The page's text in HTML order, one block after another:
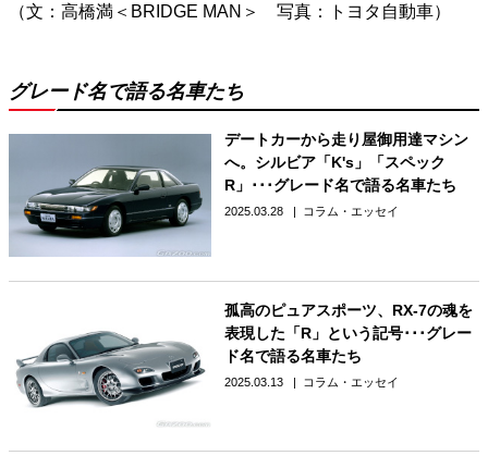
（文：高橋満＜BRIDGE MAN＞ 写真：トヨタ自動車）
グレード名で語る名車たち
デートカーから走り屋御用達マシン
へ。シルビア「K's」「スペック
R」･･･グレード名で語る名車たち
2025.03.28 コラム・エッセイ
孤高のピュアスポーツ、RX-7の魂を
表現した「R」という記号･･･グレー
ド名で語る名車たち
2025.03.13 コラム・エッセイ